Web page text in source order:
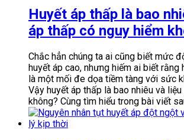
Huyết áp thấp là bao
áp thấp có nguy hiểm
Chắc hẳn chúng ta ai cũng biết mức
huyết áp cao, nhưng hiếm ai biết rằng
là một mối đe dọa tiềm tàng với sức
Vậy huyết áp thấp là bao nhiêu và
không? Cùng tìm hiểu trong bài viết